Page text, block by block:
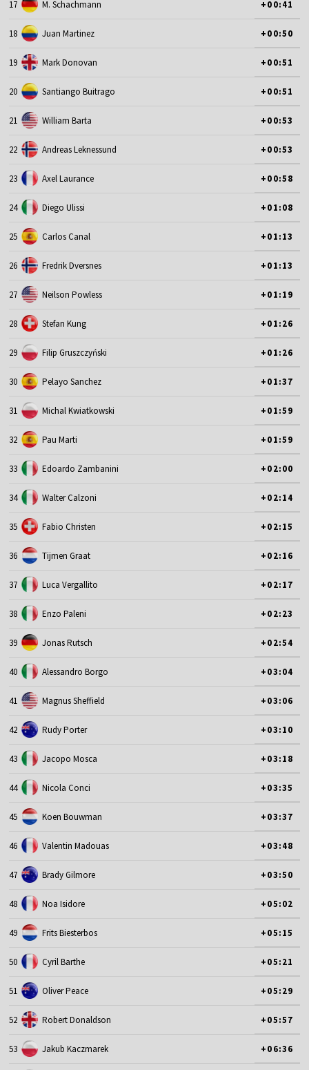
17 M. Schachmann +00:41
18 Juan Martinez +00:50
19 Mark Donovan +00:51
20 Santiango Buitrago +00:51
21 William Barta +00:53
22 Andreas Leknessund +00:53
23 Axel Laurance +00:58
24 Diego Ulissi +01:08
25 Carlos Canal +01:13
26 Fredrik Dversnes +01:13
27 Neilson Powless +01:19
28 Stefan Kung +01:26
29 Filip Gruszczyński +01:26
30 Pelayo Sanchez +01:37
31 Michal Kwiatkowski +01:59
32 Pau Marti +01:59
33 Edoardo Zambanini +02:00
34 Walter Calzoni +02:14
35 Fabio Christen +02:15
36 Tijmen Graat +02:16
37 Luca Vergallito +02:17
38 Enzo Paleni +02:23
39 Jonas Rutsch +02:54
40 Alessandro Borgo +03:04
41 Magnus Sheffield +03:06
42 Rudy Porter +03:10
43 Jacopo Mosca +03:18
44 Nicola Conci +03:35
45 Koen Bouwman +03:37
46 Valentin Madouas +03:48
47 Brady Gilmore +03:50
48 Noa Isidore +05:02
49 Frits Biesterbos +05:15
50 Cyril Barthe +05:21
51 Oliver Peace +05:29
52 Robert Donaldson +05:57
53 Jakub Kaczmarek +06:36